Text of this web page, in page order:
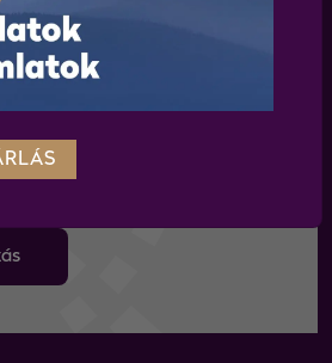
adatkezelési tájékoztatót